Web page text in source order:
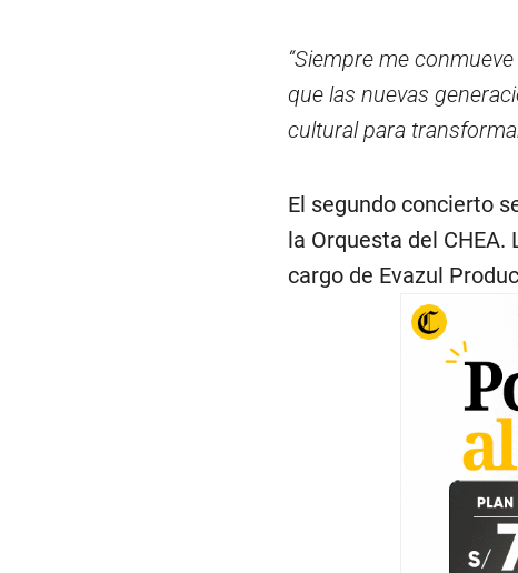
“Siempre me
que las nuevas
cultural para
El segundo concierto
la Orquesta del
cargo de Evazul